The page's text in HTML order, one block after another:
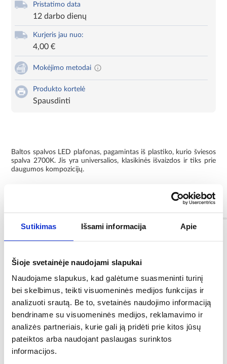
Sutikimas Išsami informacija Apie
Šioje svetainėje naudojami slapukai
Naudojame slapukus, kad galėtume suasmeninti turinį
bei skelbimus, teikti visuomeninės medijos funkcijas ir
analizuoti srautą. Be to, svetainės naudojimo informaciją
bendriname su visuomeninės medijos, reklamavimo ir
analizės partneriais, kurie gali ją pridėti prie kitos jūsų
pateiktos arba naudojant paslaugas surinktos
informacijos.
Pristatimo data
12 darbo dienų
Kurjeris jau nuo:
4,00 €
Mokėjimo metodai
Produkto kortelė
Spausdinti
Baltos spalvos LED plafonas, pagamintas iš plastiko, kurio šviesos
spalva 2700K. Jis yra universalios, klasikinės išvaizdos ir tiks prie
daugumos kompozicijų.
Informacija
Šviesi spalva:
Bendras šviesos srautas:
-
Sriegis:
LED